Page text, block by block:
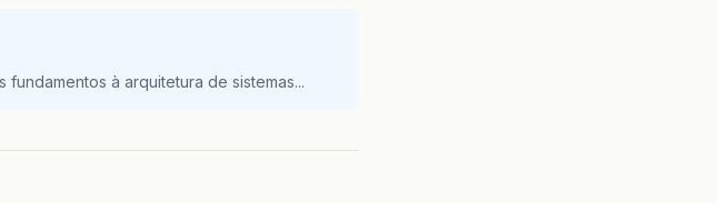
à arquitetura de sistemas...